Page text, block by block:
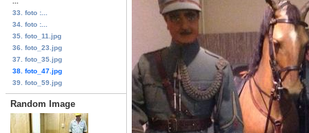
33. foto :...
34. foto :...
35. foto_11.jpg
36. foto_23.jpg
37. foto_35.jpg
38. foto_47.jpg
39. foto_59.jpg
Random Image